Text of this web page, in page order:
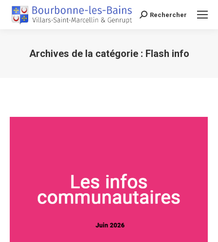
Recherche
Rechercher
Archives de la catégorie : Flash info